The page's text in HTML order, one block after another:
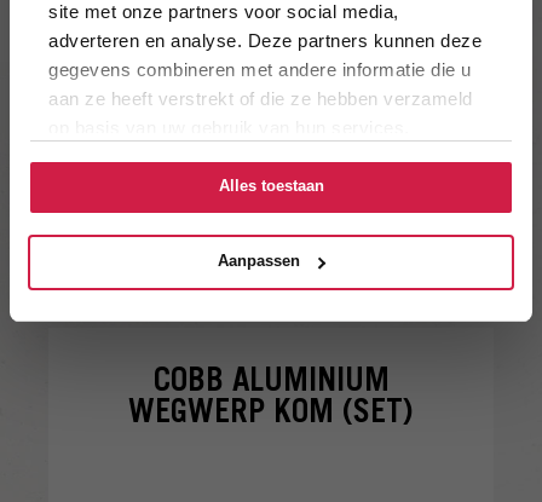
site met onze partners voor social media,
adverteren en analyse. Deze partners kunnen deze
gegevens combineren met andere informatie die u
aan ze heeft verstrekt of die ze hebben verzameld
Alles toestaan
Aanpassen
€20.95
Bekijk product In winkelwagen
COBB ALUMINIUM
WEGWERP KOM (SET)